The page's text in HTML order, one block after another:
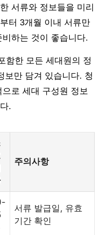
서류와 정보들을 미리
터 3개월 이내 서류만
하는 것이 좋습니다.
함한 모든 세대원의 정
보만 담겨 있습니다. 청
로 세대 구성원 정보
.
주의사항
서류 발급일, 유효
기간 확인